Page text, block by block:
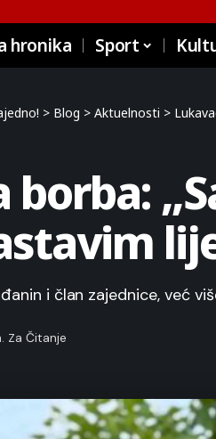
hronika Sport
> Blog > Aktuelnosti >
borba:
i član zajednice, već
Za Čitanje